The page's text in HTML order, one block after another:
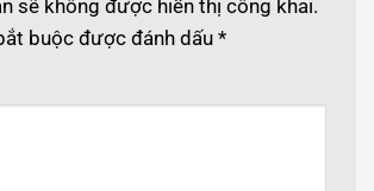
sẽ không được hiển thị công khai.
buộc được đánh dấu *